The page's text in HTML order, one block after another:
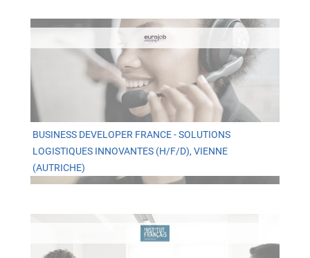
BUSINESS DEVELOPER FRANCE - SOLUTIONS
LOGISTIQUES INNOVANTES (H/F/D), VIENNE
(AUTRICHE)